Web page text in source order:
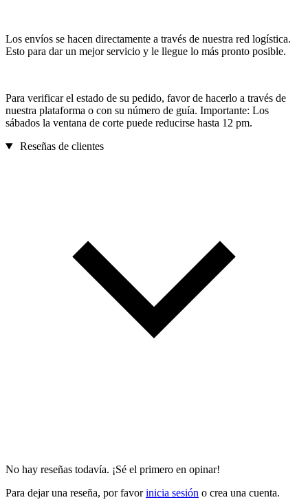
Los envíos se hacen directamente a través de nuestra red logística.
Esto para dar un mejor servicio y le llegue lo más pronto posible.
Para verificar el estado de su pedido, favor de hacerlo a través de
nuestra plataforma o con su número de guía. Importante: Los
sábados la ventana de corte puede reducirse hasta 12 pm.
Reseñas de clientes
No hay reseñas todavía. ¡Sé el primero en opinar!
Para dejar una reseña, por favorinicia sesión o crea una cuenta.